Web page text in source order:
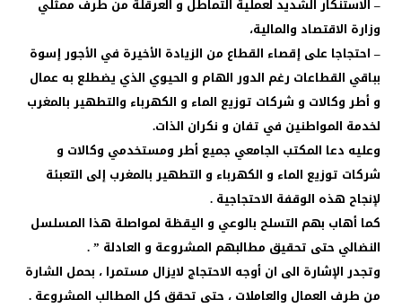
– الاستنكار الشديد لعملية التماطل و العرقلة من طرف ممثلي
وزارة الاقتصاد والمالية،
– احتجاجا على إقصاء القطاع من الزيادة الأخيرة في الأجور إسوة
بباقي القطاعات رغم الدور الهام و الحيوي الذي يضطلع به عمال
و أطر وكالات و شركات توزيع الماء و الكهرباء والتطهير بالمغرب
لخدمة المواطنين في تفان و نكران الذات.
وعليه دعا المكتب الجامعي جميع أطر ومستخدمي وكالات و
شركات توزيع الماء و الكهرباء و التطهير بالمغرب إلى التعبئة
لإنجاح هذه الوقفة الاحتجاجية .
كما أهاب بهم التسلح بالوعي و اليقظة لمواصلة هذا المسلسل
النضالي حتى تحقيق مطالبهم المشروعة و العادلة ” .
وتجدر الإشارة الى ان أوجه الاحتجاج لايزال مستمرا ، بحمل الشارة
من طرف العمال والعاملات ، حتى تحقق كل المطالب المشروعة .